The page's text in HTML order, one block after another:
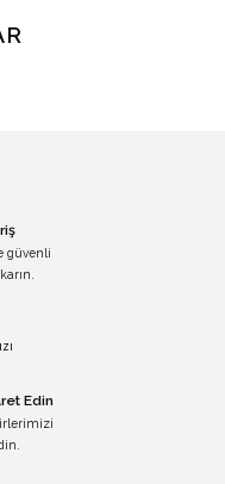
güvenli
Edin